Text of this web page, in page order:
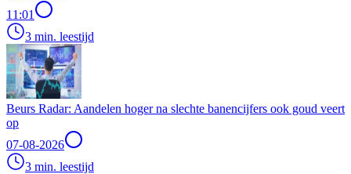
11:01
3 min. leestijd
Beurs Radar: Aandelen hoger na slechte banencijfers ook goud veert
op
07-08-2026
3 min. leestijd